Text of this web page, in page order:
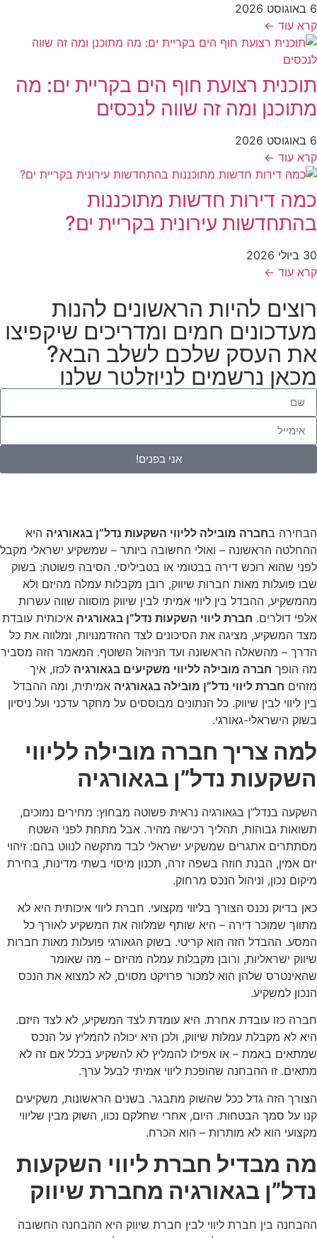
6 באוגוסט 2026
קרא עוד ←
תוכנית רצועת חוף הים בקריית ים: מה
מתוכנן ומה זה שווה לנכסים
6 באוגוסט 2026
קרא עוד ←
כמה דירות חדשות מתוכננות
בהתחדשות עירונית בקריית ים?
30 ביולי 2026
קרא עוד ←
רוצים להיות הראשונים להנות
מעדכונים חמים ומדריכים שיקפיצו
את העסק שלכם לשלב הבא?
מכאן נרשמים לניוזלטר שלנו
אני בפנים!
הבחירה בחברה מובילה לליווי השקעות נדל”ן בגאורגיה היא
ההחלטה הראשונה – ואולי החשובה ביותר – שמשקיע ישראלי מקבל
לפני שהוא רוכש דירה בבטומי או בטביליסי. הסיבה פשוטה: בשוק
שבו פועלות מאות חברות שיווק, רובן מקבלות עמלה מהיזם ולא
מהמשקיע, ההבדל בין ליווי אמיתי לבין שיווק מוסווה שווה עשרות
אלפי דולרים. חברת ליווי השקעות נדל”ן בגאורגיה איכותית עובדת
מצד המשקיע, מציגה את הסיכונים לצד ההזדמנויות, ומלווה את כל
הדרך – מהשאלה הראשונה ועד הניהול השוטף. המאמר הזה מסביר
מה הופך חברה מובילה לליווי משקיעים בגאורגיה לכזו, איך
מזהים חברת ליווי נדל”ן מובילה בגאורגיה אמיתית, ומה ההבדל
בין ליווי לבין שיווק. כל הנתונים מבוססים על מחקר עדכני ועל ניסיון
בשוק הישראלי-גאורגי.
למה צריך חברה מובילה לליווי
השקעות נדל”ן בגאורגיה
השקעה בנדל”ן בגאורגיה נראית פשוטה מבחוץ: מחירים נמוכים,
תשואות גבוהות, תהליך רכישה מהיר. אבל מתחת לפני השטח
מסתתרים אתגרים שמשקיע ישראלי לבד מתקשה לנווט בהם: זיהוי
יזם אמין, הבנת חוזה בשפה זרה, תכנון מיסוי בשתי מדינות, בחירת
מיקום נכון, וניהול הנכס מרחוק.
כאן בדיוק נכנס הצורך בליווי מקצועי. חברת ליווי איכותית היא לא
מתווך שמוכר דירה – היא שותף שמלווה את המשקיע לאורך כל
המסע. ההבדל הזה הוא קריטי. בשוק הגאורגי פועלות מאות חברות
שיווק ישראליות, ורובן מקבלות עמלה מהיזם – מה שאומר
שהאינטרס שלהן הוא למכור פרויקט מסוים, לא למצוא את הנכס
הנכון למשקיע.
חברה כזו עובדת אחרת. היא עומדת לצד המשקיע, לא לצד היזם.
היא לא מקבלת עמלות שיווק, ולכן היא יכולה להמליץ על הנכס
שמתאים באמת – או אפילו להמליץ לא להשקיע בכלל אם זה לא
מתאים. זו ההבחנה שהופכת ליווי אמיתי לבעל ערך.
הצורך הזה גדל ככל שהשוק מתבגר. בשנים הראשונות, משקיעים
קנו על סמך הבטחות. היום, אחרי שחלקם נכוו, השוק מבין שליווי
מקצועי הוא לא מותרות – הוא הכרח.
מה מבדיל חברת ליווי השקעות
נדל”ן בגאורגיה מחברת שיווק
ההבחנה בין חברת ליווי לבין חברת שיווק היא ההבחנה החשובה